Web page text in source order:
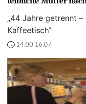
„44 Jahre getrennt
Kaffeetisch“
14:00 16.07